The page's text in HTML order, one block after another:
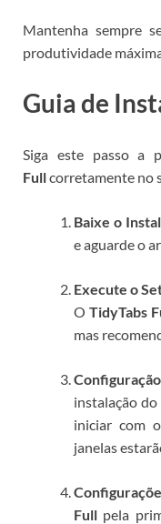
Mantenha sempre
produtividade
Guia de
Siga este passo a
Fullcorretamente no
Baixe o
e aguarde o
Execute o
O TidyTabs
mas
instalação do
iniciar com
janelas
Full pela